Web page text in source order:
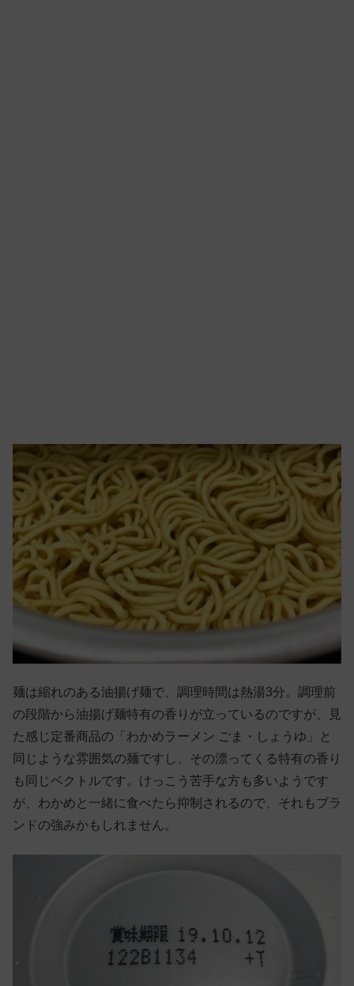
麺は縮れのある油揚げ麺で、調理時間は熱湯3分。調理前
の段階から油揚げ麺特有の香りが立っているのですが、見
た感じ定番商品の「わかめラーメン ごま・しょうゆ」と
同じような雰囲気の麺ですし、その漂ってくる特有の香り
も同じベクトルです。けっこう苦手な方も多いようです
が、わかめと一緒に食べたら抑制されるので、それもブラ
ンドの強みかもしれません。